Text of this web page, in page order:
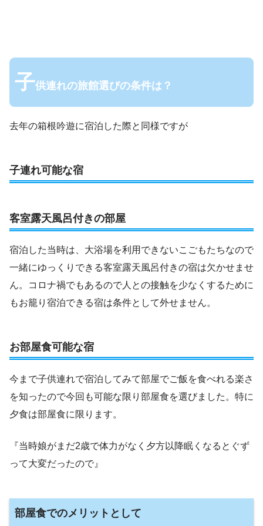
子供連れの旅館選びの条件は？
去年の箱根吟遊に宿泊した際と同様ですが
子連れ可能な宿
客室露天風呂付きの部屋
宿泊した当時は、大浴場を利用できないこごもたちなので
一緒にゆっくりできる客室露天風呂付きの宿は欠かせませ
ん。コロナ禍でもあるので人との接触を少なくするために
もお籠り宿泊できる宿は条件として外せません。
お部屋食可能な宿
今まで子供連れで宿泊してみて部屋でご飯を食べれる楽さ
を知ったので今回も可能な限り部屋食を選びました。特に
夕食は部屋食に限ります。
『当時娘がまだ2歳で体力がなく夕方以降眠くなるとぐず
って大変だったので』
部屋食でのメリットとして